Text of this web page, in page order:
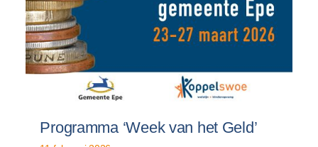
Programma ‘Week van het Geld’